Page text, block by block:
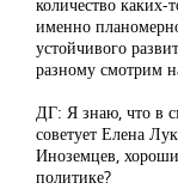
именно
устойчивого
разному смотрим
ДГ: Я знаю, что в
советует Елена
Иноземцев,
политике?